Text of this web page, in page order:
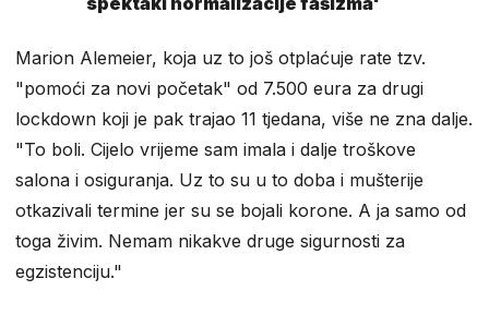
Marion Alemeier, koja uz to još otplaćuje rate tzv.
"pomoći za novi početak" od 7.500 eura za drugi
lockdown koji je pak trajao 11 tjedana, više ne zna dalje.
"To boli. Cijelo vrijeme sam imala i dalje troškove
salona i osiguranja. Uz to su u to doba i mušterije
otkazivali termine jer su se bojali korone. A ja samo od
toga živim. Nemam nikakve druge sigurnosti za
egzistenciju."